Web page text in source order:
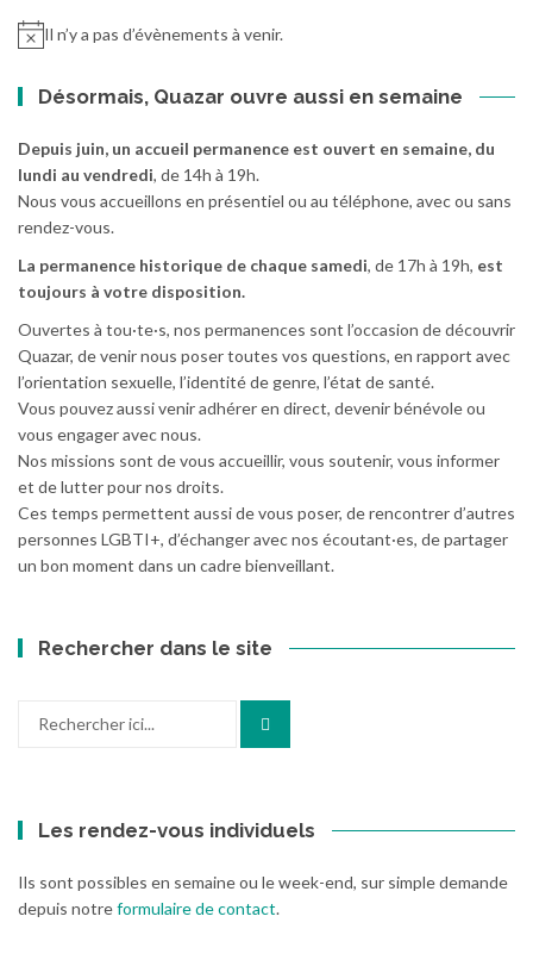
Il n’y a pas d’évènements à venir.
Désormais, Quazar ouvre aussi en semaine
Depuis juin, un accueil permanence est ouvert en semaine, du
lundi au vendredi, de 14h à 19h.
Nous vous accueillons en présentiel ou au téléphone, avec ou sans
rendez-vous.
La permanence historique de chaque samedi, de 17h à 19h, est
toujours à votre disposition.
Ouvertes à tou·te·s, nos permanences sont l’occasion de découvrir
Quazar, de venir nous poser toutes vos questions, en rapport avec
l’orientation sexuelle, l’identité de genre, l’état de santé.
Vous pouvez aussi venir adhérer en direct, devenir bénévole ou
vous engager avec nous.
Nos missions sont de vous accueillir, vous soutenir, vous informer
et de lutter pour nos droits.
Ces temps permettent aussi de vous poser, de rencontrer d’autres
personnes LGBTI+, d’échanger avec nos écoutant·es, de partager
un bon moment dans un cadre bienveillant.
Rechercher dans le site
Les rendez-vous individuels
Ils sont possibles en semaine ou le week-end, sur simple demande
depuis notreformulaire de contact.